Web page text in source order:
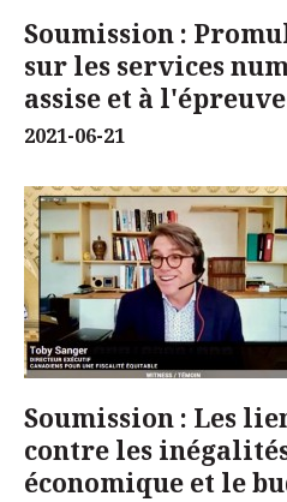
Soumission :
sur les services
assise et à
2021-06-21
Soumission : Les
contre les
économique et le